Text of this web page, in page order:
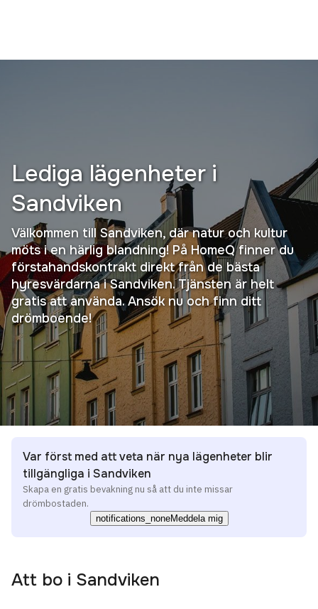
Lediga lägenheter i
Sandviken
Välkommen till Sandviken, där natur och kultur
möts i en härlig blandning! På HomeQ finner du
förstahandskontrakt direkt från de bästa
hyresvärdarna i Sandviken. Tjänsten är helt
gratis att använda. Ansök nu och finn ditt
drömboende!
Var först med att veta när nya lägenheter blir
tillgängliga i Sandviken
Skapa en gratis bevakning nu så att du inte missar
drömbostaden.
notifications_noneMeddela mig
Att bo i Sandviken